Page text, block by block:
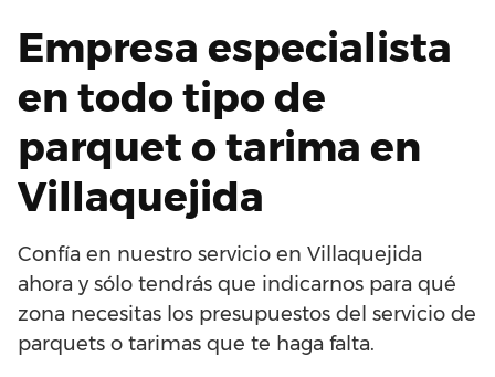
Empresa especialista
en todo tipo de
parquet o tarima en
Villaquejida
Confía en nuestro servicio en Villaquejida
ahora y sólo tendrás que indicarnos para qué
zona necesitas los presupuestos del servicio de
parquets o tarimas que te haga falta.